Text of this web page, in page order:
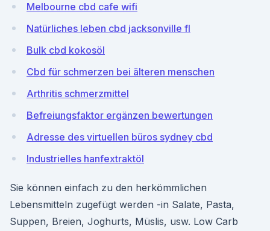
Melbourne cbd cafe wifi
Natürliches leben cbd jacksonville fl
Bulk cbd kokosöl
Cbd für schmerzen bei älteren menschen
Arthritis schmerzmittel
Befreiungsfaktor ergänzen bewertungen
Adresse des virtuellen büros sydney cbd
Industrielles hanfextraktöl
Sie können einfach zu den herkömmlichen
Lebensmitteln zugefügt werden -in Salate, Pasta,
Suppen, Breien, Joghurts, Müslis, usw. Low Carb